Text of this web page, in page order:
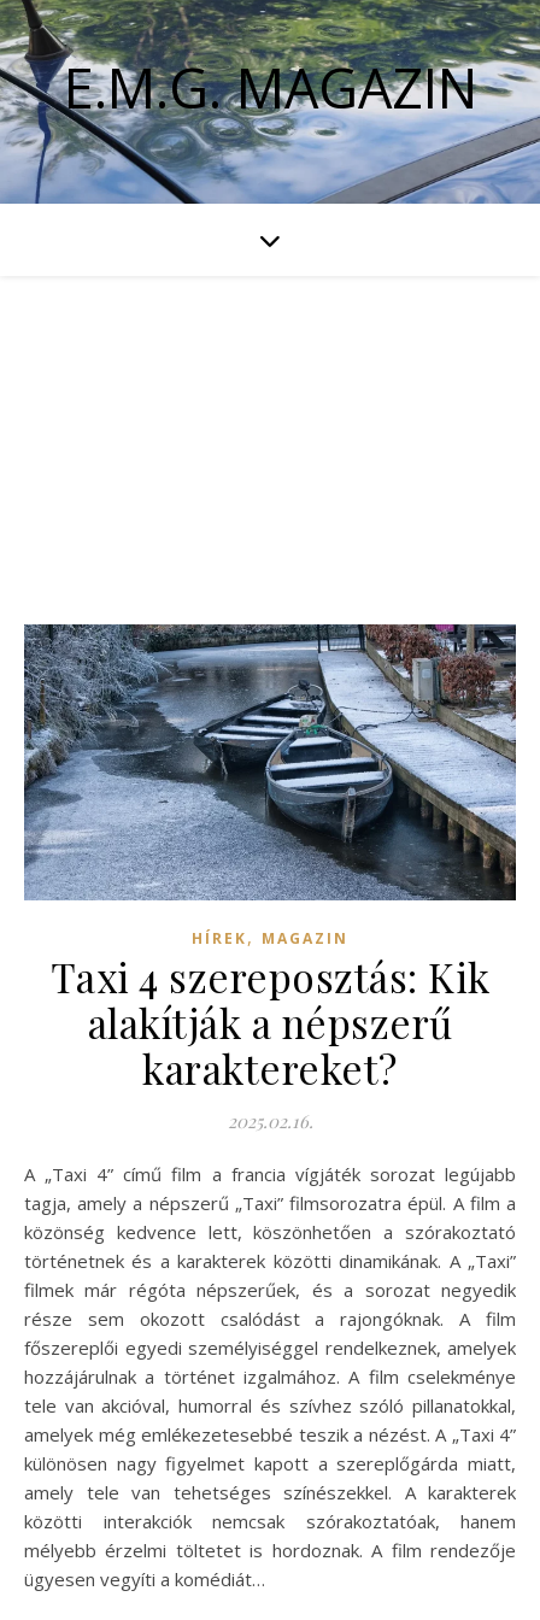
E.M.G. MAGAZIN
HÍREK, MAGAZIN
Taxi 4 szereposztás: Kik
alakítják a népszerű
karaktereket?
2025.02.16.
A „Taxi 4” című film a francia vígjáték sorozat legújabb
tagja, amely a népszerű „Taxi” filmsorozatra épül. A film a
közönség kedvence lett, köszönhetően a szórakoztató
történetnek és a karakterek közötti dinamikának. A „Taxi”
filmek már régóta népszerűek, és a sorozat negyedik
része sem okozott csalódást a rajongóknak. A film
főszereplői egyedi személyiséggel rendelkeznek, amelyek
hozzájárulnak a történet izgalmához. A film cselekménye
tele van akcióval, humorral és szívhez szóló pillanatokkal,
amelyek még emlékezetesebbé teszik a nézést. A „Taxi 4”
különösen nagy figyelmet kapott a szereplőgárda miatt,
amely tele van tehetséges színészekkel. A karakterek
közötti interakciók nemcsak szórakoztatóak, hanem
mélyebb érzelmi töltetet is hordoznak. A film rendezője
ügyesen vegyíti a komédiát…